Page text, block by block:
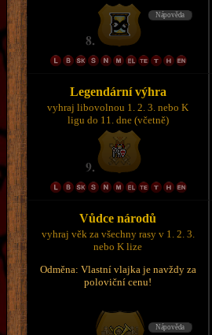
Legendární výhra
vyhraj libovolnou 1. 2. 3. nebo K
ligu do 11. dne (včetně)
Vůdce národů
vyhraj věk za všechny rasy v 1. 2. 3.
nebo K lize
Odměna: Vlastní vlajka je navždy za
poloviční cenu!